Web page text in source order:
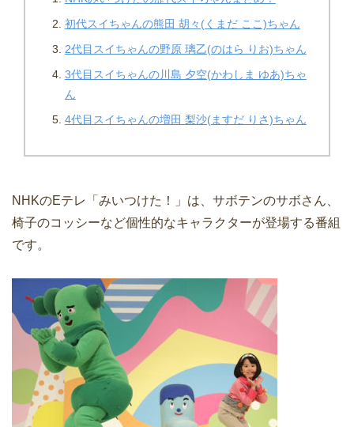
初代スイちゃんの熊田 胡々(くまだ ここ)ちゃん
2代目スイちゃんの野原 璃乙(のはら りお)ちゃん
3代目スイちゃんの川島 夕空(かわしま ゆあ)ちゃ
ん
4代目スイちゃんの増田 梨沙(ますだ りさ)ちゃん
NHKのEテレ「みいつけた！」は、サボテンのサボさん、
椅子のコッシーなど個性的なキャラクターが登場する番組
です。